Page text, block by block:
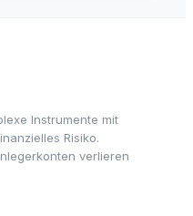
Instrumente mit
Risiko.
verlieren